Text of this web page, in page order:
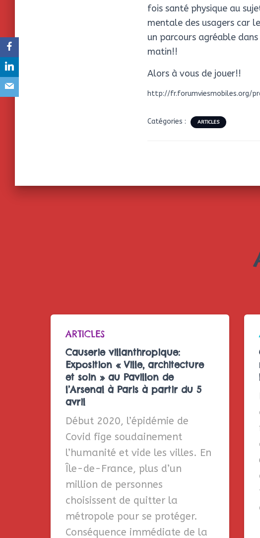
fois santé physique au
mentale des usagers car
un parcours agréable
matin!!
Alors à vous de jouer!!
http://fr.forumviesmobiles.org/
Catégories : ARTICLES
ARTICLES
Causerie villanthropique:
Exposition « Ville, architecture
et soin » au Pavillon de
l’Arsenal à Paris à partir du 5
avril
Début 2020, l’épidémie de
Covid fige soudainement
l’humanité et vide les villes. En
Île-de-France, plus d’un
million de personnes
choisissent de quitter la
métropole pour se protéger.
Conséquence immédiate de la